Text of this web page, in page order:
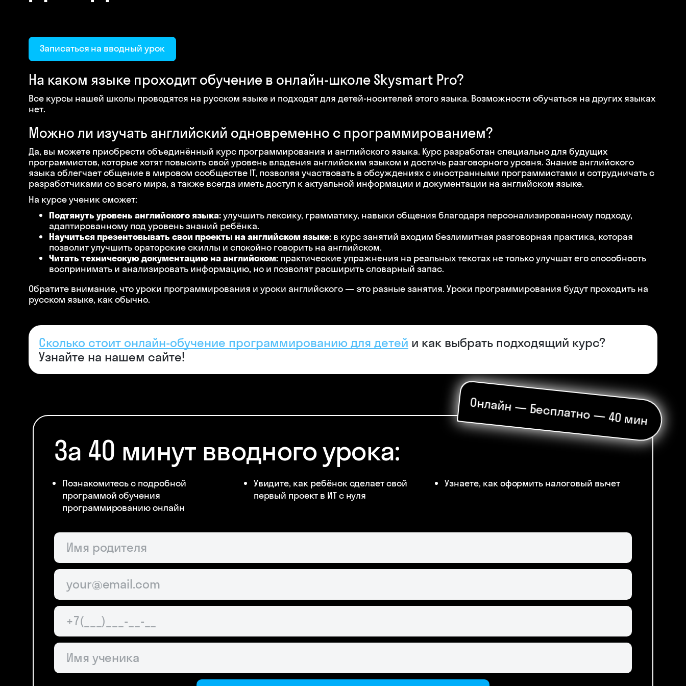
Записаться на вводный урок
На каком языке проходит обучение в онлайн-школе Skysmart Pro?
Все курсы нашей школы проводятся на русском языке и подходят для детей-носителей этого языка. Возможности обучаться на других языках
нет.
Можно ли изучать английский одновременно с программированием?
Да, вы можете приобрести объединённый курс программирования и английского языка. Курс разработан специально для будущих
программистов, которые хотят повысить свой уровень владения английским языком и достичь разговорного уровня. Знание английского
языка облегчает общение в мировом сообществе IT, позволяя участвовать в обсуждениях с иностранными программистами и сотрудничать с
разработчиками со всего мира, а также всегда иметь доступ к актуальной информации и документации на английском языке.
На курсе ученик сможет:
Подтянуть уровень английского языка:улучшить лексику, грамматику, навыки общения благодаря персонализированному подходу,
адаптированному под уровень знаний ребёнка.
Научиться презентовывать свои проекты на английском языке: в курс занятий входим безлимитная разговорная практика, которая
позволит улучшить ораторские скиллы и спокойно говорить на английском.
Читать техническую документацию на английском: практические упражнения на реальных текстах не только улучшат его способность
воспринимать и анализировать информацию, но и позволят расширить словарный запас.
Обратите внимание, что уроки программирования и уроки английского — это разные занятия. Уроки программирования будут проходить на
русском языке, как обычно.
Сколько стоит онлайн-обучение программированию для детей и как выбрать подходящий курс?
Узнайте на нашем сайте!
За 40 минут вводного урока:
Онлайн — Бесплатно — 40 мин
Познакомитесь с подробной
программой обучения
программированию онлайн
Увидите, как ребёнок сделает свой
первый проект в ИТ с нуля
Узнаете, как оформить налоговый вычет
Skysmart Chat
online